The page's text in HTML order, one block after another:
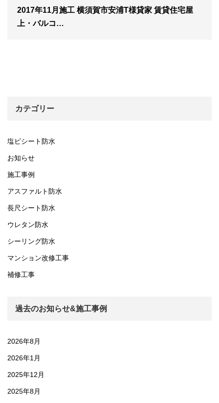
2017年11月施工 横須賀市安浦T様貸家 賃貸住宅屋
上・バルコ…
カテゴリー
塩ビシート防水
お知らせ
施工事例
アスファルト防水
長尺シート防水
ウレタン防水
シーリング防水
マンション改修工事
補修工事
過去のお知らせ&施工事例
2026年8月
2026年1月
2025年12月
2025年8月